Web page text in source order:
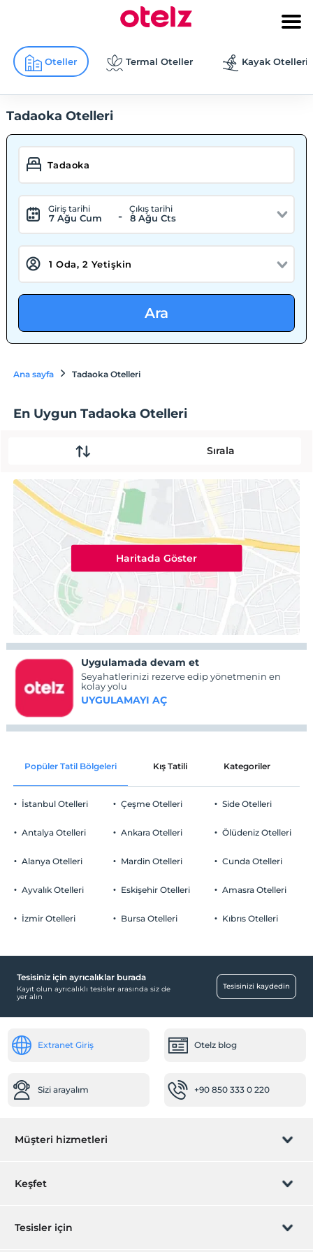
Oteller Termal Oteller Kayak Otelleri
Tadaoka Otelleri
Giriş tarihi
7 Ağu Cum -
Çıkış tarihi
8 Ağu Cts
Ara
Ana sayfa Tadaoka Otelleri
En Uygun Tadaoka Otelleri
Sırala
Haritada Göster
Uygulamada devam et
Seyahatlerinizi rezerve edip yönetmenin en
kolay yolu
UYGULAMAYI AÇ
Popüler Tatil Bölgeleri Kış Tatili Kategoriler
İstanbul Otelleri
Antalya Otelleri
Alanya Otelleri
Ayvalık Otelleri
İzmir Otelleri
Çeşme Otelleri
Ankara Otelleri
Mardin Otelleri
Eskişehir Otelleri
Bursa Otelleri
Side Otelleri
Ölüdeniz Otelleri
Cunda Otelleri
Amasra Otelleri
Kıbrıs Otelleri
Tesisiniz için ayrıcalıklar burada
Kayıt olun ayrıcalıklı tesisler arasında siz de
yer alın
Tesisinizi kaydedin
Extranet Giriş Otelz blog
Sizi arayalım +90 850 333 0 220
Müşteri hizmetleri
Rezervasyon yönet
Keşfet
Hediye Kart
Tesisler için